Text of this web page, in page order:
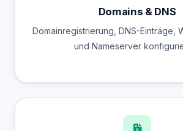
Domains & DNS
Domainregistrierung, DNS-Einträge,
und Nameserver